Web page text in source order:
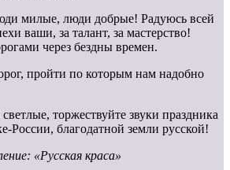
милые, люди добрые! Радуюсь всей
ваши, за талант, за мастерство!
через бездны времен.
пройти по которым нам надобно
торжествуйте звуки праздника
России, благодатной земли русской!
«Русская краса»